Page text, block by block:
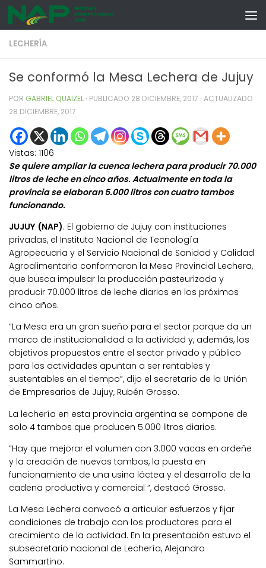
Skip to content
LECHERÍA
Se conformó la Mesa Lechera de Jujuy
POR GABRIEL QUAIZEL · PUBLICADO 28 DICIEMBRE, 2017 · ACTUALIZADO
28 DICIEMBRE, 2017
Vistas: 1106
Se quiere ampliar la cuenca lechera para producir 70.000
litros de leche en cinco años. Actualmente en toda la
provincia se elaboran 5.000 litros con cuatro tambos
funcionando.
JUJUY (NAP). El gobierno de Jujuy con instituciones
privadas, el Instituto Nacional de Tecnología
Agropecuaria y el Servicio Nacional de Sanidad y Calidad
Agroalimentaria conformaron la Mesa Provincial Lechera,
que busca impulsar la producción pasteurizada y
producir 70.000 litros de leche diarios en los próximos
cinco años.
“La Mesa era un gran sueño para el sector porque da un
marco de institucionalidad a la actividad y, además, los
objetivos propuestos entre el sector privado y público
para las actividades apuntan a ser rentables y
sustentables en el tiempo”, dijo el secretario de la Unión
de Empresarios de Jujuy, Rubén Grosso.
La lechería en esta provincia argentina se compone de
solo 4 tambos que producen 5.000 litros diarios.
“Hay que mejorar el volumen con 3.000 vacas en ordeñe
y la creación de nuevos tambos, la puesta en
funcionamiento de una usina láctea y el desarrollo de la
cadena productiva y comercial “, destacó Grosso.
La Mesa Lechera convocó a articular esfuerzos y fijar
condiciones de trabajo con los productores para el
crecimiento de la actividad. En la presentación estuvo el
subsecretario nacional de Lechería, Alejandro
Sammartino.